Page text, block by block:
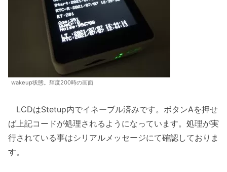
wakeup状態。輝度200時の画面
LCDはStetup内でイネーブル済みです。ボタンAを押せ
ば上記コードが処理されるようになっています。処理が実
行されている事はシリアルメッセージにて確認しておりま
す。